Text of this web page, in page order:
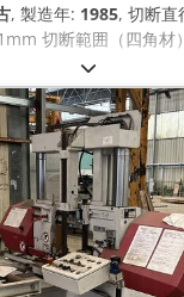
, 製造年: 1985, 切断
切断範囲（四角材
駆動モーター 4kW 機
寸法 約2600 x
トレイ付き 油圧式バン
1速のみで切断作業
帯鋸刃 油圧による材
フレーム高さ自動調
電動カウンター 寸
イドの定常油圧クラ